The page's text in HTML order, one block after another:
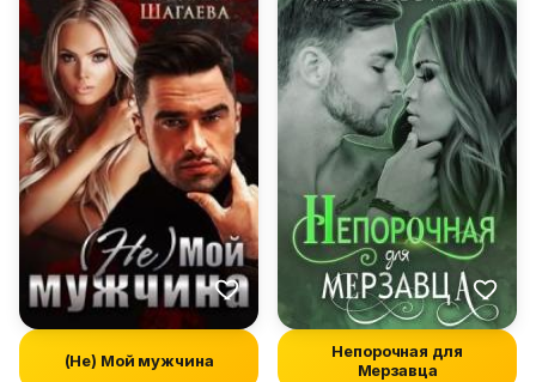
(Не) Мой мужчина
Непорочная для
Мерзавца